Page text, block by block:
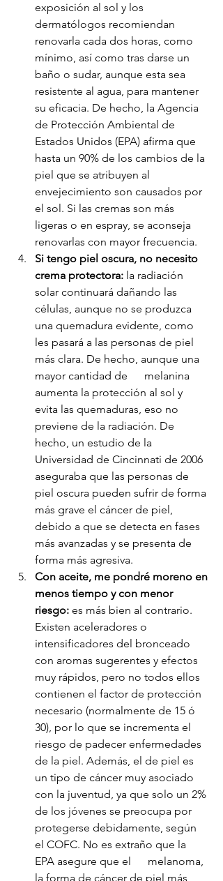
exposición al sol y los
dermatólogos recomiendan
renovarla cada dos horas, como
mínimo, así como tras darse un
baño o sudar, aunque esta sea
resistente al agua, para mantener
su eficacia. De hecho, la Agencia
de Protección Ambiental de
Estados Unidos (EPA) afirma que
hasta un 90% de los cambios de la
piel que se atribuyen al
envejecimiento son causados por
el sol. Si las cremas son más
ligeras o en espray, se aconseja
renovarlas con mayor frecuencia.
Si tengo piel oscura, no necesito
crema protectora: la radiación
solar continuará dañando las
células, aunque no se produzca
una quemadura evidente, como
les pasará a las personas de piel
más clara. De hecho, aunque una
mayor cantidad de      melanina
aumenta la protección al sol y
evita las quemaduras, eso no
previene de la radiación. De
hecho, un estudio de la
Universidad de Cincinnati de 2006
aseguraba que las personas de
piel oscura pueden sufrir de forma
más grave el cáncer de piel,
debido a que se detecta en fases
más avanzadas y se presenta de
forma más agresiva.
Con aceite, me pondré moreno en
menos tiempo y con menor
riesgo: es más bien al contrario.
Existen aceleradores o
intensificadores del bronceado
con aromas sugerentes y efectos
muy rápidos, pero no todos ellos
contienen el factor de protección
necesario (normalmente de 15 ó
30), por lo que se incrementa el
riesgo de padecer enfermedades
de la piel. Además, el de piel es
un tipo de cáncer muy asociado
con la juventud, ya que solo un 2%
de los jóvenes se preocupa por
protegerse debidamente, según
el COFC. No es extraño que la
EPA asegure que el      melanoma,
la forma de cáncer de piel más